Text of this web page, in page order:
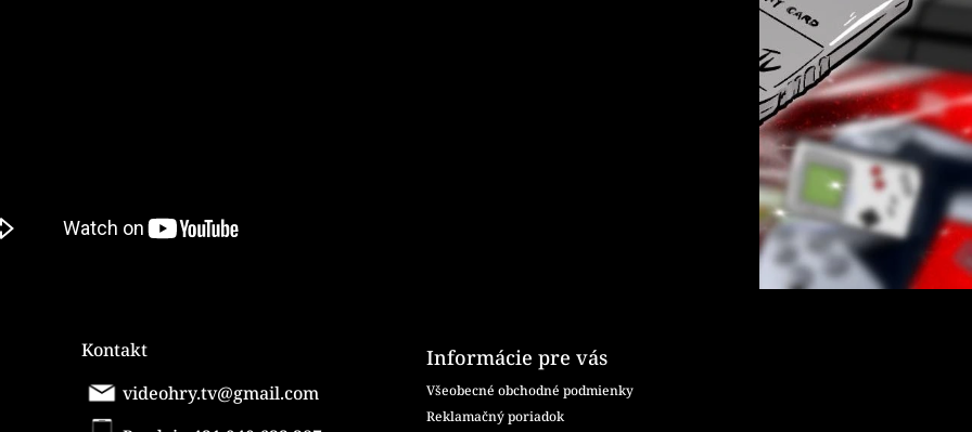
Kontakt
videohry.tv@gmail.com
Informácie pre vás
Všeobecné obchodné podmienky
Reklamačný poriadok